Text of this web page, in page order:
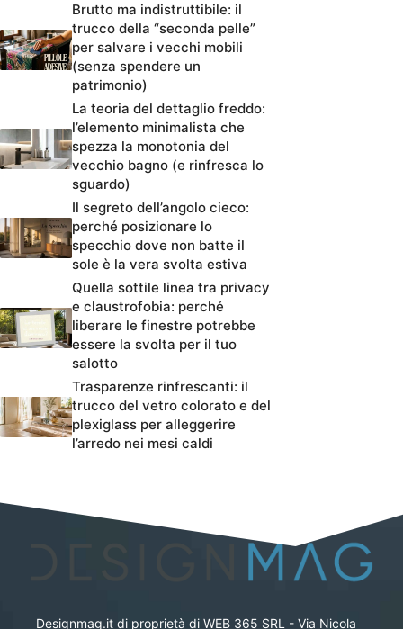
Brutto ma indistruttibile: il
trucco della “seconda pelle”
per salvare i vecchi mobili
(senza spendere un
patrimonio)
La teoria del dettaglio freddo:
l’elemento minimalista che
spezza la monotonia del
vecchio bagno (e rinfresca lo
sguardo)
Il segreto dell’angolo cieco:
perché posizionare lo
specchio dove non batte il
sole è la vera svolta estiva
Quella sottile linea tra privacy
e claustrofobia: perché
liberare le finestre potrebbe
essere la svolta per il tuo
salotto
Trasparenze rinfrescanti: il
trucco del vetro colorato e del
plexiglass per alleggerire
l’arredo nei mesi caldi
Designmag.it di proprietà di WEB 365 SRL - Via Nicola